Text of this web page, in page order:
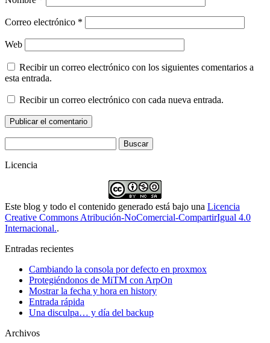
Correo electrónico *
Web
Recibir un correo electrónico con los siguientes comentarios a
esta entrada.
Recibir un correo electrónico con cada nueva entrada.
Licencia
Este blog y todo el contenido generado está bajo una Licencia
Creative Commons Atribución-NoComercial-CompartirIgual 4.0
Internacional..
Entradas recientes
Cambiando la consola por defecto en proxmox
Protegiéndonos de MiTM con ArpOn
Mostrar la fecha y hora en history
Entrada rápida
Una disculpa… y día del backup
Archivos